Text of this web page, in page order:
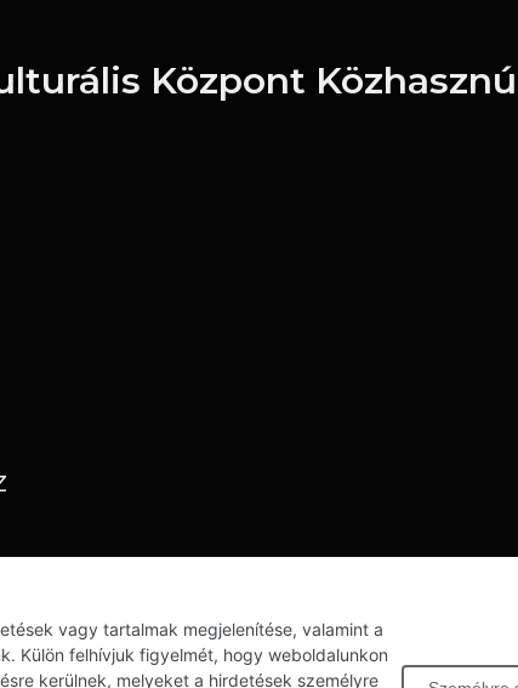
Központ Közhasznú
+36-20/777-
vagy tartalmak megjelenítése, valamint a
Külön felhívjuk figyelmét, hogy weboldalunkon
kerülnek, melyeket a hirdetések személyre